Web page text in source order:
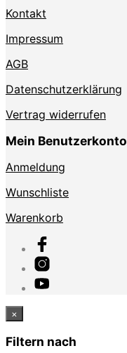
Kontakt
Impressum
AGB
Datenschutzerklärung
Vertrag widerrufen
Mein Benutzerkonto
Anmeldung
Wunschliste
Warenkorb
×
Filtern nach